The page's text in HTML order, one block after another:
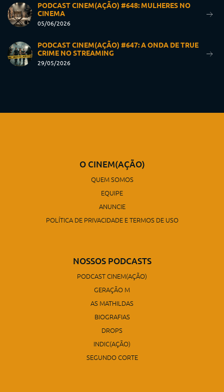
PODCAST CINEM(AÇÃO) #648: MULHERES NO
CINEMA
05/06/2026
PODCAST CINEM(AÇÃO) #647: A ONDA DE TRUE
CRIME NO STREAMING
29/05/2026
O CINEM(AÇÃO)
QUEM SOMOS
EQUIPE
ANUNCIE
POLÍTICA DE PRIVACIDADE E TERMOS DE USO
NOSSOS PODCASTS
PODCAST CINEM(AÇÃO)
GERAÇÃO M
AS MATHILDAS
BIOGRAFIAS
DROPS
INDIC(AÇÃO)
SEGUNDO CORTE